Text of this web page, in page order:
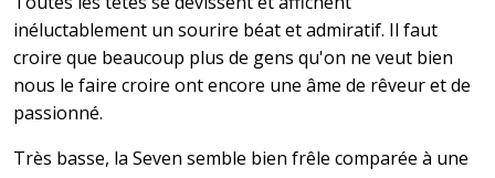
inéluctablement un sourire béat et admiratif. Il faut
croire que beaucoup plus de gens qu'on ne veut bien
nous le faire croire ont encore une âme de rêveur et de
passionné.
Très basse, la Seven semble bien frêle comparée à une